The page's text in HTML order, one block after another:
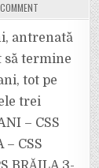
LOCUL
PENTRU
TINERELE
VOLEIBALISTE
DIN
antrenată
să termine
tot pe
trei
– CSS
– CSS